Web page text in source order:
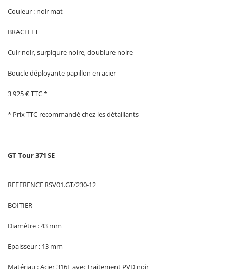
Couleur : noir mat
BRACELET
Cuir noir, surpiqure noire, doublure noire
Boucle déployante papillon en acier
3 925 € TTC *
* Prix TTC recommandé chez les détaillants
GT Tour 371 SE
REFERENCE RSV01.GT/230-12
BOITIER
Diamètre : 43 mm
Epaisseur : 13 mm
Matériau : Acier 316L avec traitement PVD noir